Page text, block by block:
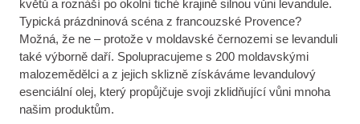
květů a roznáší po okolní tiché krajině silnou vůni levandule.
Typická prázdninová scéna z francouzské Provence?
Možná, že ne – protože v moldavské černozemi se levanduli
také výborně daří. Spolupracujeme s 200 moldavskými
malozemědělci a z jejich sklizně získáváme levandulový
esenciální olej, který propůjčuje svoji zklidňující vůni mnoha
našim produktům.